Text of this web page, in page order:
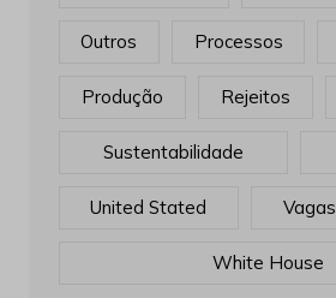
Outros Processos
Produção Rejeitos
Sustentabilidade
United Stated Vagas
White House